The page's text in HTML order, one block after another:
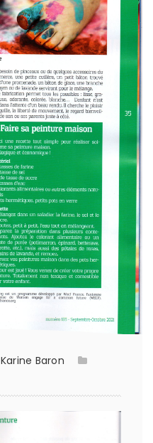
Karine Baron